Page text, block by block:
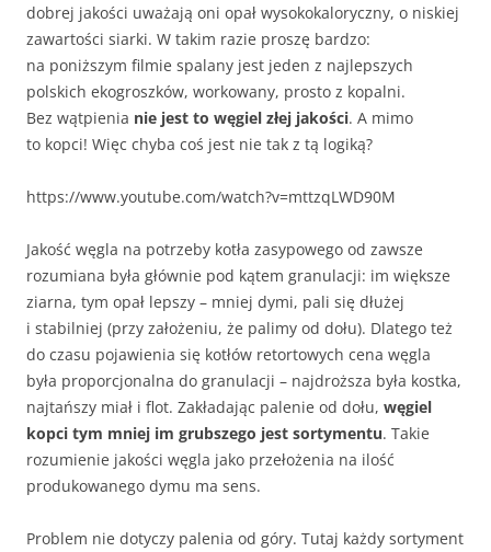
dobrej jakości uważają oni opał wysokokaloryczny, o niskiej
zawartości siarki. W takim razie proszę bardzo:
na poniższym filmie spalany jest jeden z najlepszych
polskich ekogroszków, workowany, prosto z kopalni.
Bez wątpienia nie jest to węgiel złej jakości. A mimo
to kopci! Więc chyba coś jest nie tak z tą logiką?
https://www.youtube.com/watch?v=mttzqLWD90M
Jakość węgla na potrzeby kotła zasypowego od zawsze
rozumiana była głównie pod kątem granulacji: im większe
ziarna, tym opał lepszy – mniej dymi, pali się dłużej
i stabilniej (przy założeniu, że palimy od dołu). Dlatego też
do czasu pojawienia się kotłów retortowych cena węgla
była proporcjonalna do granulacji – najdroższa była kostka,
najtańszy miał i flot. Zakładając palenie od dołu, węgiel
kopci tym mniej im grubszego jest sortymentu. Takie
rozumienie jakości węgla jako przełożenia na ilość
produkowanego dymu ma sens.
Problem nie dotyczy palenia od góry. Tutaj każdy sortyment